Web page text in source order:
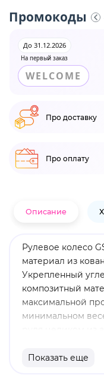
Промокоды
На первый заказ
До 31.12.2026
WELCOME
Про доставку
Про оплату
Описание
Рулевое колесо
материал из
Укрепленный
композитный
максимальной
минимальном
руля целиком из
использованием
Показать еще